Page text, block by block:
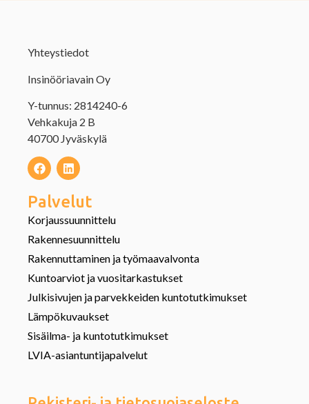
Yhteystiedot
Insinööriavain Oy
Y-tunnus: 2814240-6
Vehkakuja 2 B
40700 Jyväskylä
Palvelut
Korjaussuunnittelu
Rakennesuunnittelu
Rakennuttaminen ja työmaavalvonta
Kuntoarviot ja vuositarkastukset
Julkisivujen ja parvekkeiden kuntotutkimukset
Lämpökuvaukset
Sisäilma- ja kuntotutkimukset
LVIA-asiantuntijapalvelut